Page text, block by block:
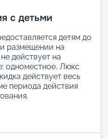
с детьми
детям до
размещении на
действует на
одноместное, Люкс
действует весь
периода действия